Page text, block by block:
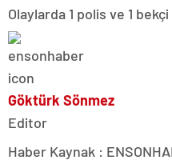
Olaylarda 1 polis ve 1 bekçi
Göktürk Sönmez
Editor
Haber Kaynak :